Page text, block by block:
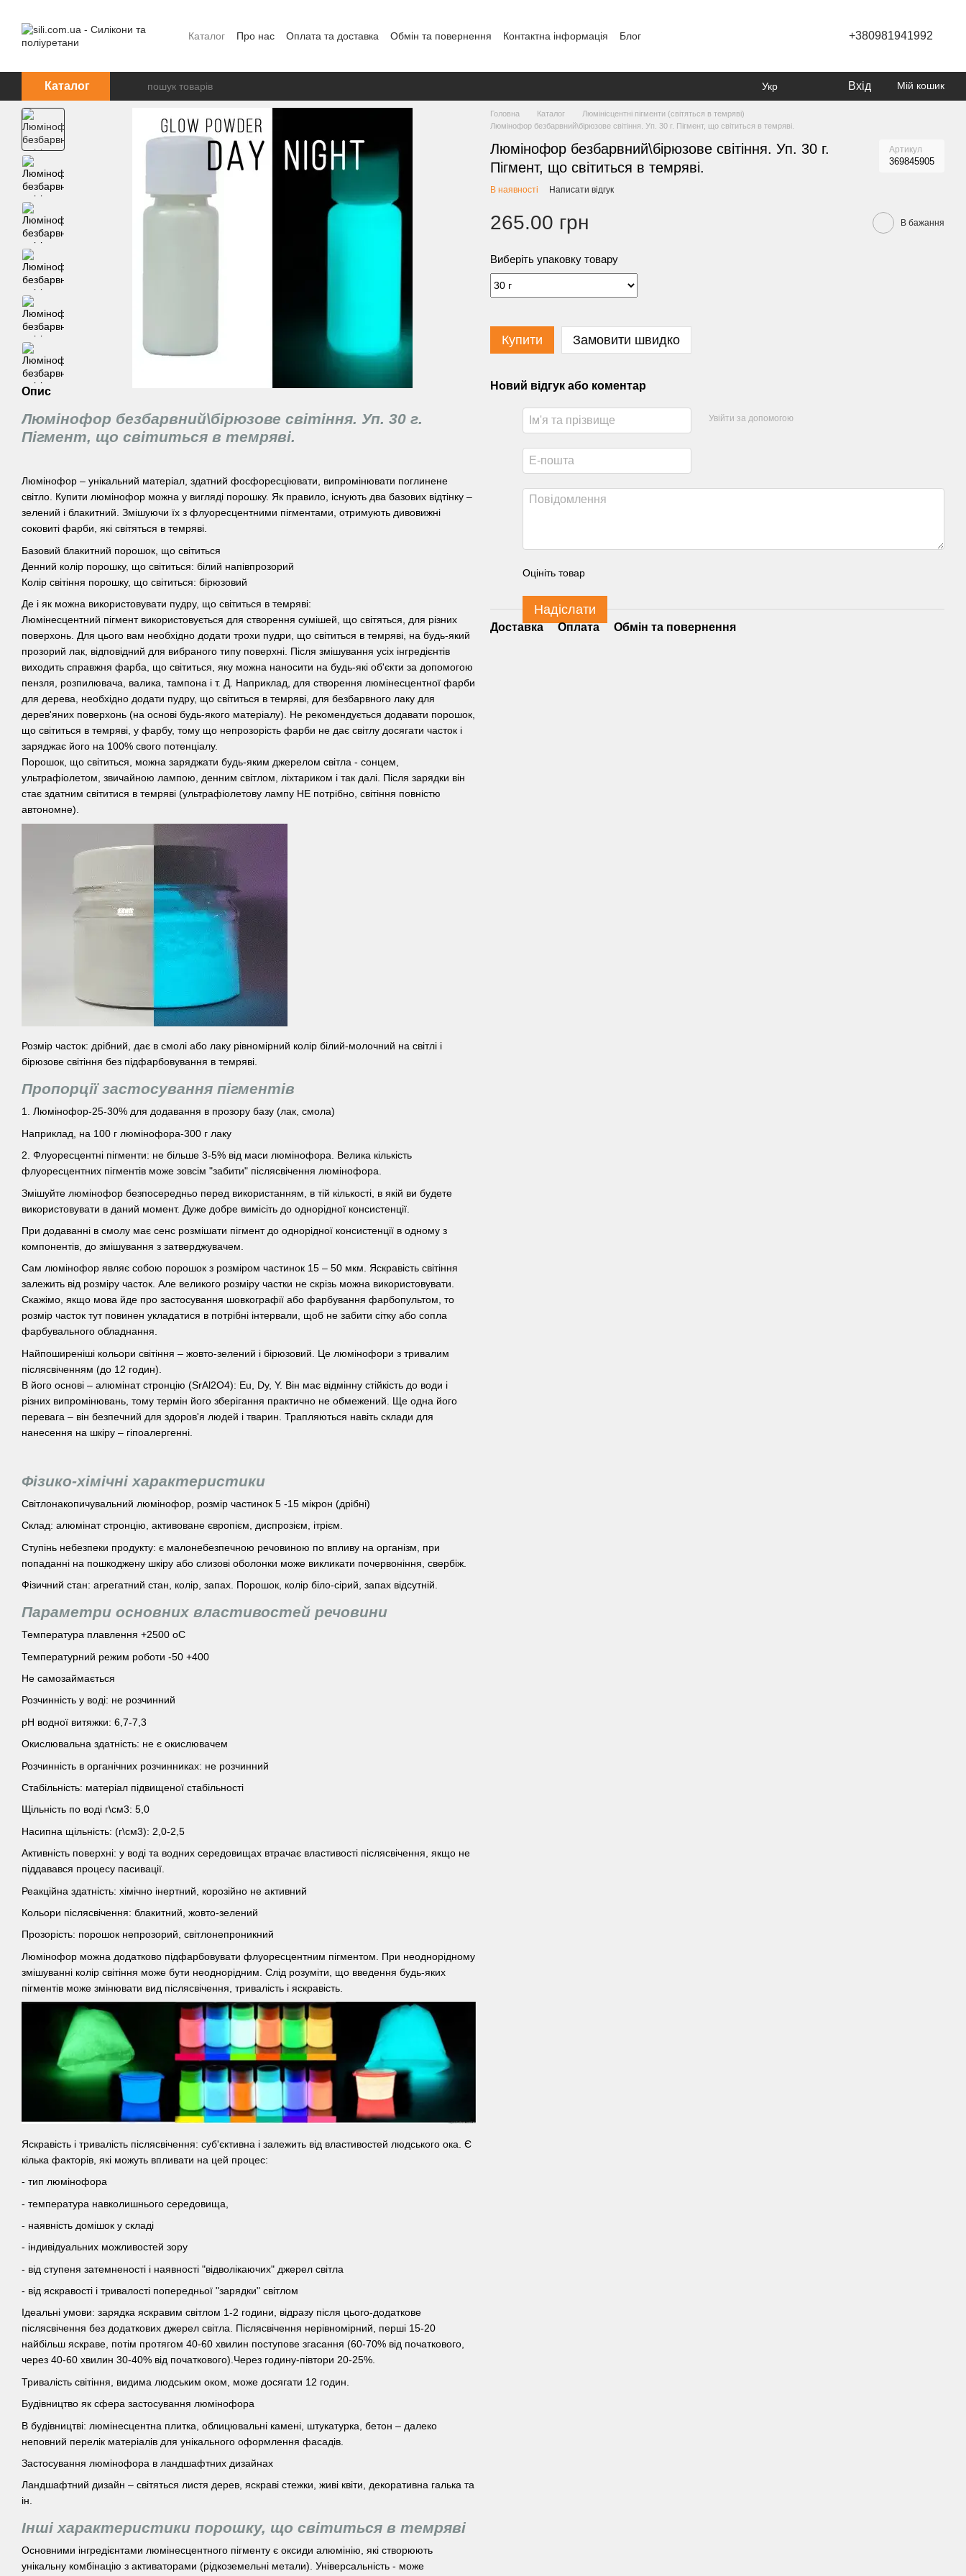
Каталог Про нас Оплата та доставка Обмін та повернення Контактна інформація Блог +380981941992
Каталог Укр Вхід Мій кошик
Опис
Люмінофор безбарвний\бірюзове світіння. Уп. 30 г.
Пігмент, що світиться в темряві.
Люмінофор – унікальний матеріал, здатний фосфоресціювати, випромінювати поглинене
світло. Купити люмінофор можна у вигляді порошку. Як правило, існують два базових відтінку –
зелений і блакитний. Змішуючи їх з флуоресцентними пігментами, отримують дивовижні
соковиті фарби, які світяться в темряві.
Базовий блакитний порошок, що світиться
Денний колір порошку, що світиться: білий напівпрозорий
Колір світіння порошку, що світиться: бірюзовий
Де і як можна використовувати пудру, що світиться в темряві:
Люмінесцентний пігмент використовується для створення сумішей, що світяться, для різних
поверхонь. Для цього вам необхідно додати трохи пудри, що світиться в темряві, на будь-який
прозорий лак, відповідний для вибраного типу поверхні. Після змішування усіх інгредієнтів
виходить справжня фарба, що світиться, яку можна наносити на будь-які об'єкти за допомогою
пензля, розпилювача, валика, тампона і т. Д. Наприклад, для створення люмінесцентної фарби
для дерева, необхідно додати пудру, що світиться в темряві, для безбарвного лаку для
дерев'яних поверхонь (на основі будь-якого матеріалу). Не рекомендується додавати порошок,
що світиться в темряві, у фарбу, тому що непрозорість фарби не дає світлу досягати часток і
заряджає його на 100% свого потенціалу.
Порошок, що світиться, можна заряджати будь-яким джерелом світла - сонцем,
ультрафіолетом, звичайною лампою, денним світлом, ліхтариком і так далі. Після зарядки він
стає здатним світитися в темряві (ультрафіолетову лампу НЕ потрібно, світіння повністю
автономне).
Розмір часток: дрібний, дає в смолі або лаку рівномірний колір білий-молочний на світлі і
бірюзове світіння без підфарбовування в темряві.
Пропорції застосування пігментів
1. Люмінофор-25-30% для додавання в прозору базу (лак, смола)
Наприклад, на 100 г люмінофора-300 г лаку
2. Флуоресцентні пігменти: не більше 3-5% від маси люмінофора. Велика кількість
флуоресцентних пігментів може зовсім "забити" післясвічення люмінофора.
Змішуйте люмінофор безпосередньо перед використанням, в тій кількості, в якій ви будете
використовувати в даний момент. Дуже добре вимісіть до однорідної консистенції.
При додаванні в смолу має сенс розмішати пігмент до однорідної консистенції в одному з
компонентів, до змішування з затверджувачем.
Сам люмінофор являє собою порошок з розміром частинок 15 – 50 мкм. Яскравість світіння
залежить від розміру часток. Але великого розміру частки не скрізь можна використовувати.
Скажімо, якщо мова йде про застосування шовкографії або фарбування фарбопультом, то
розмір часток тут повинен укладатися в потрібні інтервали, щоб не забити сітку або сопла
фарбувального обладнання.
Найпоширеніші кольори світіння – жовто-зелений і бірюзовий. Це люмінофори з тривалим
післясвіченням (до 12 годин).
В його основі – алюмінат стронцію (SrAl2O4): Eu, Dy, Y. Він має відмінну стійкість до води і
різних випромінювань, тому термін його зберігання практично не обмежений. Ще одна його
перевага – він безпечний для здоров'я людей і тварин. Трапляються навіть склади для
нанесення на шкіру – гіпоалергенні.
Фізико-хімічні характеристики
Світлонакопичувальний люмінофор, розмір частинок 5 -15 мікрон (дрібні)
Склад: алюмінат стронцію, активоване європієм, диспрозієм, ітрієм.
Ступінь небезпеки продукту: є малонебезпечною речовиною по впливу на організм, при
попаданні на пошкоджену шкіру або слизові оболонки може викликати почервоніння, свербіж.
Фізичний стан: агрегатний стан, колір, запах. Порошок, колір біло-сірий, запах відсутній.
Параметри основних властивостей речовини
Температура плавлення +2500 оС
Температурний режим роботи -50 +400
Не самозаймається
Розчинність у воді: не розчинний
pH водної витяжки: 6,7-7,3
Окислювальна здатність: не є окислювачем
Розчинність в органічних розчинниках: не розчинний
Стабільність: матеріал підвищеної стабільності
Щільність по воді г\см3: 5,0
Насипна щільність: (г\см3): 2,0-2,5
Активність поверхні: у воді та водних середовищах втрачає властивості післясвічення, якщо не
піддавався процесу пасивації.
Реакційна здатність: хімічно інертний, корозійно не активний
Кольори післясвічення: блакитний, жовто-зелений
Прозорість: порошок непрозорий, світлонепроникний
Люмінофор можна додатково підфарбовувати флуоресцентним пігментом. При неоднорідному
змішуванні колір світіння може бути неоднорідним. Слід розуміти, що введення будь-яких
пігментів може змінювати вид післясвічення, тривалість і яскравість.
Яскравість і тривалість післясвічення: суб'єктивна і залежить від властивостей людського ока. Є
кілька факторів, які можуть впливати на цей процес:
- тип люмінофора
- температура навколишнього середовища,
- наявність домішок у складі
- індивідуальних можливостей зору
- від ступеня затемненості і наявності "відволікаючих" джерел світла
- від яскравості і тривалості попередньої "зарядки" світлом
Ідеальні умови: зарядка яскравим світлом 1-2 години, відразу після цього-додаткове
післясвічення без додаткових джерел світла. Післясвічення нерівномірний, перші 15-20
найбільш яскраве, потім протягом 40-60 хвилин поступове згасання (60-70% від початкового,
через 40-60 хвилин 30-40% від початкового).Через годину-півтори 20-25%.
Тривалість світіння, видима людським оком, може досягати 12 годин.
Будівництво як сфера застосування люмінофора
В будівництві: люмінесцентна плитка, облицювальні камені, штукатурка, бетон – далеко
неповний перелік матеріалів для унікального оформлення фасадів.
Застосування люмінофора в ландшафтних дизайнах
Ландшафтний дизайн – світяться листя дерев, яскраві стежки, живі квіти, декоративна галька та
ін.
Інші характеристики порошку, що світиться в темряві
Основними інгредієнтами люмінесцентного пігменту є оксиди алюмінію, які створюють
унікальну комбінацію з активаторами (рідкоземельні метали). Універсальність - може
Головна Каталог
Люмінісцентні пігменти (світяться в темряві)
Люмінофор безбарвний\бірюзове світіння. Уп. 30 г. Пігмент, що світиться в темряві.
Люмінофор безбарвний\бірюзове світіння. Уп. 30 г.
Пігмент, що світиться в темряві.
Артикул
369845905
В наявності Написати відгук
265.00 грн В бажання
Виберіть упаковку товару
Купити Замовити швидко
Новий відгук або коментар
Увійти за допомогою
Оцініть товар
Надіслати
Доставка Оплата Обмін та повернення